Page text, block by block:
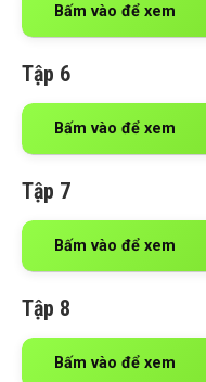
Bấm vào để xem
Tập 6
Bấm vào để xem
Tập 7
Bấm vào để xem
Tập 8
Bấm vào để xem